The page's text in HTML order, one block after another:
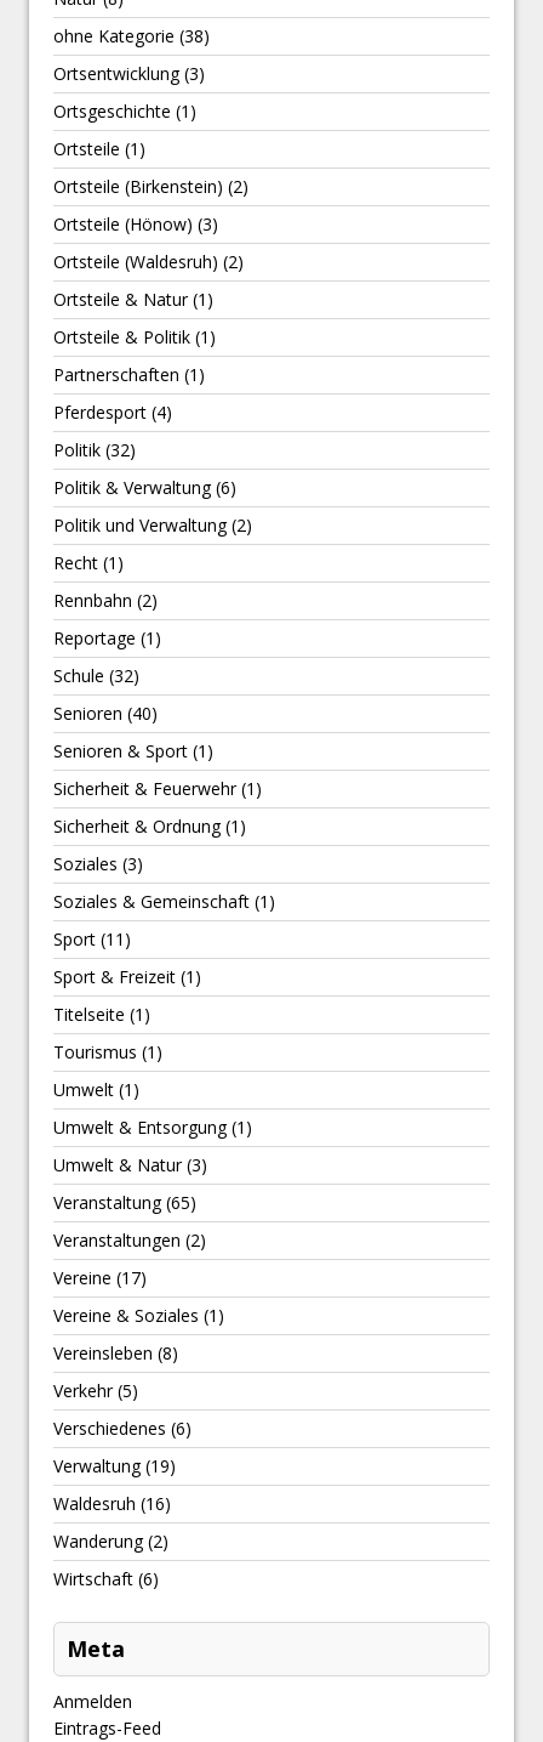
ohne Kategorie (38)
Ortsentwicklung(3)
Ortsgeschichte (1)
Ortsteile (1)
Ortsteile (Birkenstein) (2)
Ortsteile (Hönow) (3)
Ortsteile (Waldesruh) (2)
Ortsteile & Natur(1)
Ortsteile & Politik (1)
Partnerschaften (1)
Pferdesport (4)
Politik (32)
Politik & Verwaltung(6)
Politik und Verwaltung(2)
Recht (1)
Rennbahn (2)
Reportage (1)
Schule (32)
Senioren (40)
Senioren & Sport (1)
Sicherheit & Feuerwehr(1)
Sicherheit & Ordnung(1)
Soziales (3)
Soziales & Gemeinschaft (1)
Sport (11)
Sport & Freizeit (1)
Titelseite (1)
Tourismus (1)
Umwelt (1)
Umwelt & Entsorgung(1)
Umwelt & Natur(3)
Veranstaltung(65)
Veranstaltungen (2)
Vereine (17)
Vereine & Soziales (1)
Vereinsleben (8)
Verkehr(5)
Verschiedenes (6)
Verwaltung(19)
Waldesruh (16)
Wanderung(2)
Wirtschaft (6)
Meta
Anmelden
Eintrags-Feed